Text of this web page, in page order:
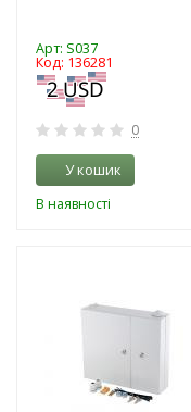
Арт: S037
Код: 136281
0
У кошик
В наявності